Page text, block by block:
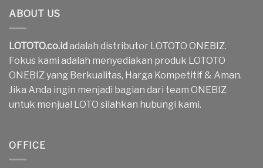
ABOUT US
LOTOTO.co.idadalah distributor LOTOTO ONEBIZ.
Fokus kami adalah menyediakan produk LOTOTO
ONEBIZ yang Berkualitas, Harga Kompetitif & Aman.
Jika Anda ingin menjadi bagian dari team ONEBIZ
untuk menjual LOTO silahkan hubungi kami.
OFFICE